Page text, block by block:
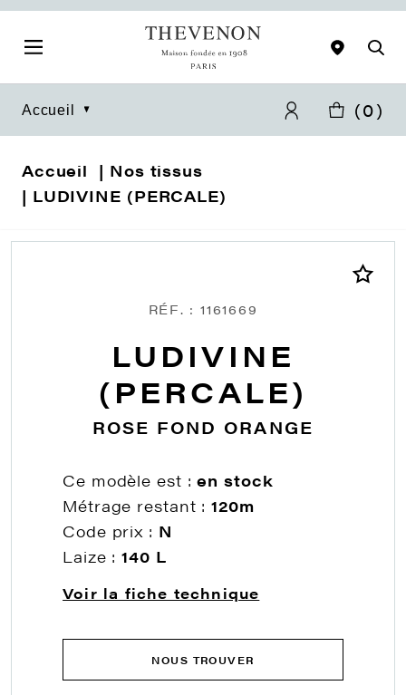
Accueil (0)
Accueil
Nos tissus
LUDIVINE (PERCALE)
RÉF. : 1161669
LUDIVINE
(PERCALE)
ROSE FOND ORANGE
Ce modèle est :en stock
Métrage restant :120m
Code prix : N
Laize :140 L
Voir la fiche technique
NOUS TROUVER